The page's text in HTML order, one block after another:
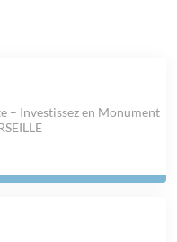
– Investissez en Monument